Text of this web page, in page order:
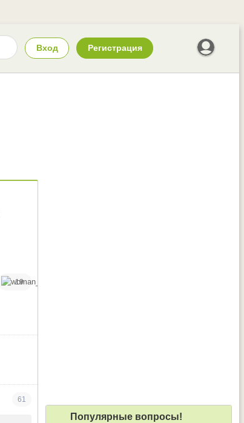
Вход Регистрация
19
61
Популярные вопросы!